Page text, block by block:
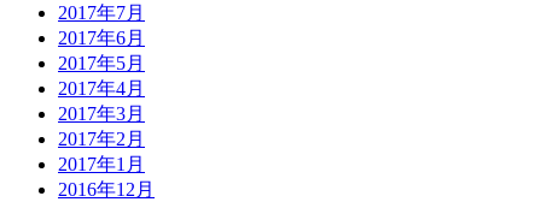
2017年7月
2017年6月
2017年5月
2017年4月
2017年3月
2017年2月
2017年1月
2016年12月